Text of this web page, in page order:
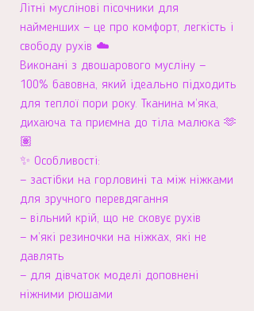
Літні муслінові пісочники для
найменших — це про комфорт, легкість і
свободу рухів ☁️
Виконані з двошарового мусліну —
100% бавовна, який ідеально підходить
для теплої пори року. Тканина м’яка,
дихаюча та приємна до тіла малюка 🫶
🏽
✨ Особливості:
— застібки на горловині та між ніжками
для зручного перевдягання
— вільний крій, що не сковує рухів
— м’які резиночки на ніжках, які не
давлять
— для дівчаток моделі доповнені
ніжними рюшами